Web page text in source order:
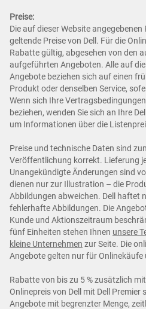
Preise:
Die auf dieser Website
geltende Preise von Dell. Für die
Rabatte gültig, abgesehen von den
aufgeführten Angeboten. Alle auf
Angebote beziehen sich auf einen
Produkt oder denselben Service,
Wenn sich Ihre
beziehen, wenden Sie sich an Ihre
um Informationen über die
Preise und technische Daten sind
Veröffentlichung korrekt. Lieferung
Unangekündigte Änderungen sind
dienen nur zur Illustration – die
Abbildungen abweichen. Dell haftet
fehlerhafte Abbildungen. Die
Kunde und Aktionszeitraum
fünf Einheiten stehen Ihnen unsere
kleine Unternehmen zur Seite. Die
Angebote gelten nur für Onlinekäufe
Rabatte von bis zu 5 % zusätzlich
Onlinepreis von Dell mit Dell Premier
Angebote mit begrenzter Menge,